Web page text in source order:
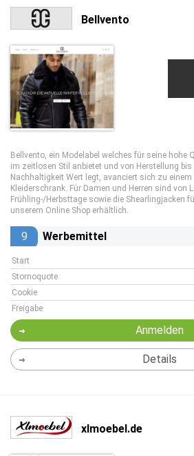
Bellvento
Bellvento, ein Modelabel welches für seine hohe
im zeitlosen Stil anbietet und von Herstellung
Nachhaltigkeit Wert legt, avanciert sich zu einem
Kleiderschrank. Für Damen und Herren sind von
Frühling-/Herbsttage sowie die Shearlingjacken
unserem Online Shop erhältlich.
9 Werbemittel
Start
Stornoquote
Cookie
Freigabe
Anmelden
Details
xlmoebel.de